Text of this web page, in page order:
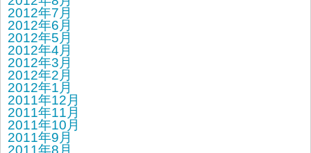
2012年7月
2012年6月
2012年5月
2012年4月
2012年3月
2012年2月
2012年1月
2011年12月
2011年11月
2011年10月
2011年9月
2011年8月